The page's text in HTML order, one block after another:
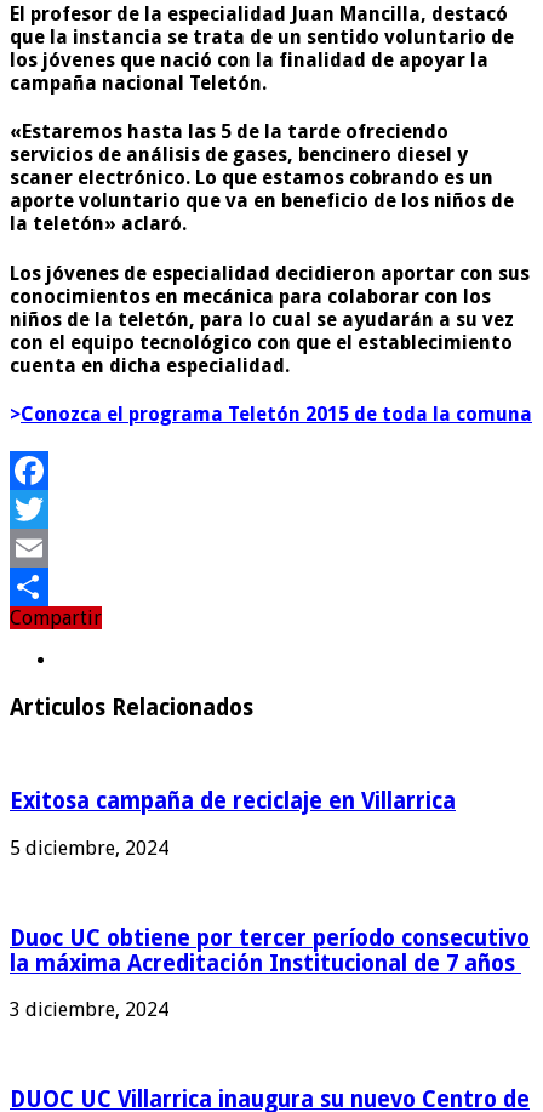
El profesor de la especialidad Juan Mancilla, destacó
que la instancia se trata de un sentido voluntario de
los jóvenes que nació con la finalidad de apoyar la
campaña nacional Teletón.
«Estaremos hasta las 5 de la tarde ofreciendo
servicios de análisis de gases, bencinero diesel y
scaner electrónico. Lo que estamos cobrando es un
aporte voluntario que va en beneficio de los niños de
la teletón» aclaró.
Los jóvenes de especialidad decidieron aportar con sus
conocimientos en mecánica para colaborar con los
niños de la teletón, para lo cual se ayudarán a su vez
con el equipo tecnológico con que el establecimiento
cuenta en dicha especialidad.
>Conozca el programa Teletón 2015 de toda la comuna
Facebook
Twitter
Email
Compartir
Compartir
Articulos Relacionados
Exitosa campaña de reciclaje en Villarrica
5 diciembre, 2024
Duoc UC obtiene por tercer período consecutivo
la máxima Acreditación Institucional de 7 años
3 diciembre, 2024
DUOC UC Villarrica inaugura su nuevo Centro de